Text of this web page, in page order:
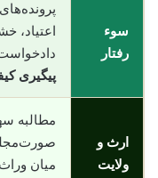
سوء
رفتار
اعتیاد،
پیگیری
ارث و
ولایت
مطالبه
میان